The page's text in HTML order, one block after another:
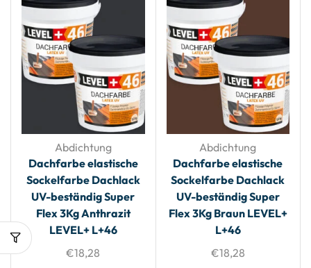
Abdichtung
Dachfarbe elastische
Sockelfarbe Dachlack
UV-beständig Super
Flex 3Kg Anthrazit
LEVEL+ L+46
€18,28
Abdichtung
Dachfarbe elastische
Sockelfarbe Dachlack
UV-beständig Super
Flex 3Kg Braun LEVEL+
L+46
€18,28